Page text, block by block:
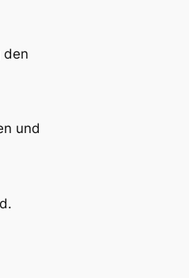
den
und